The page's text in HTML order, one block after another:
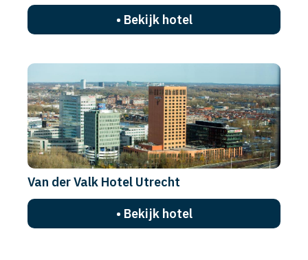
• Bekijk hotel
Van der Valk Hotel Utrecht
• Bekijk hotel